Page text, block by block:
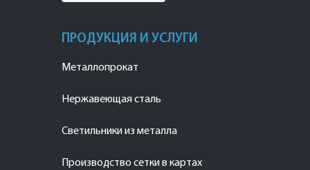
ПРОДУКЦИЯ И УСЛУГИ
Металлопрокат
Нержавеющая сталь
Светильники из металла
Производство сетки в картах